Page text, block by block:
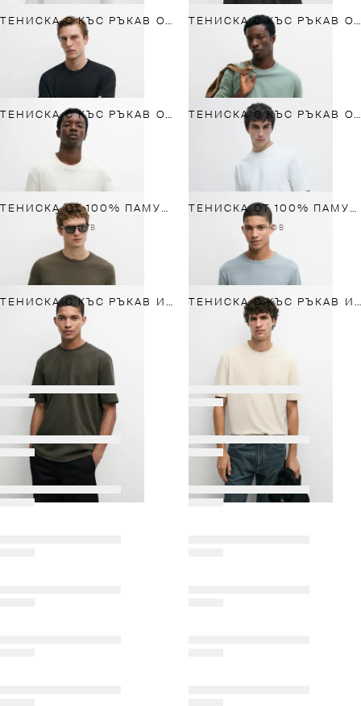
ТЕНИСКА С КЪС РЪКАВ ОТ 100% ПАМУК ТЕНИСКА С КЪС РЪКАВ ОТ 100% ПАМУК
ТЕНИСКА С КЪС РЪКАВ ОТ 100% ПАМУК ТЕНИСКА С КЪС РЪКАВ ОТ 100% ПАМУК
ТЕНИСКА ОТ 100% ПАМУК С КЪС РЪКАВ
НОВ
ТЕНИСКА ОТ 100% ПАМУК С КЪС РЪКАВ
НОВ
ТЕНИСКА С КЪС РЪКАВ И КОНТРАСТНО ДЕКОЛТЕ ТЕНИСКА С КЪС РЪКАВ И КОНТРАСТНО ДЕКОЛТЕ